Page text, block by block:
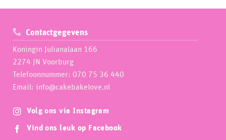
Contactgegevens
Koningin Julianalaan 166
2274 JN Voorburg
Telefoonnummer: 070 75 36 440
Email: info@cakebakelove.nl
Volg ons via Instagram
Vind ons leuk op Facebook